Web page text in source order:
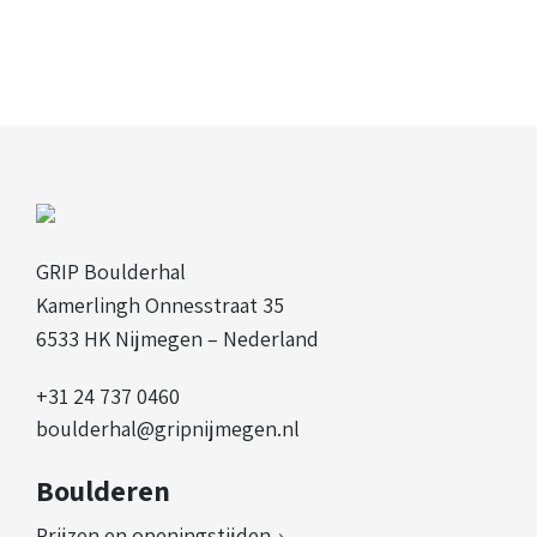
GRIP Boulderhal
Kamerlingh Onnesstraat 35
6533 HK Nijmegen – Nederland
+31 24 737 0460
boulderhal@gripnijmegen.nl
Boulderen